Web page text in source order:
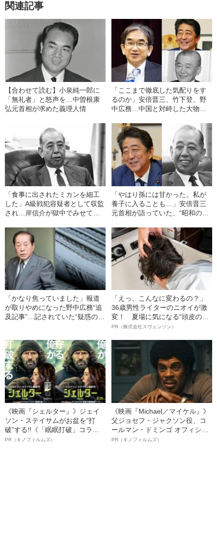
関連記事
【合わせて読む】小泉純一郎に
「無礼者」と怒声を…中曽根康
弘元首相が求めた義理人情
「ここまで徹底した気配りをす
るのか」安倍晋三、竹下登、野
中広務…中国と対峙した大物政
語る》
「食事に出されたミカンを細工
した」A級戦犯容疑者として収監
され…岸信介が獄中でみせてい
「やはり孫には甘かった。私が
養子に入ることも…」安倍晋三
元首相が語っていた、“昭和の妖
顔」
「かなり焦っていました」報道
が取りやめになった野中広務“追
及記事”…記されていた“疑惑の関
「えっ、こんなに変わるの？」
36歳男性ライターのニオイが激
変！ 夏場に気になる“頭皮のニ
オイ”や“ベタつき”を解消す
ト”が生み出した徹底ケアとは
PR（株式会社スヴェンソン）
《映画『シェルター』》ジェイ
ソン・ステイサムがお盆を“打
破”する!!《「眠眠打破」コラ
ボ》
PR（キノフィルムズ）
《映画『Michael／マイケル』》
父ジョセフ・ジャクソン役、コ
ールマン・ドミンゴ オフィシャ
ルインタビュー“観客を魅了した
PR（キノフィルムズ）